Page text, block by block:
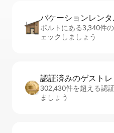
バケーションレ⁠ン⁠
ポルトにある3,340件
ェックしましょう
認証済みのゲ⁠ス⁠ト⁠
302,430件を超える認
ましょう